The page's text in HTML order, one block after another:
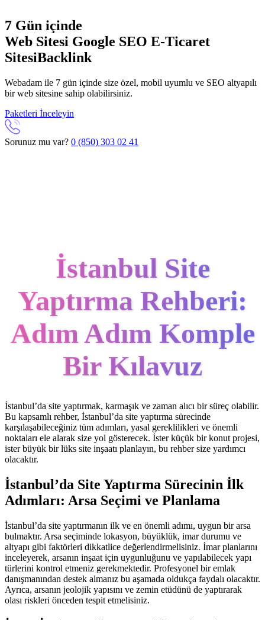
7 Gün içinde
Web Sitesi Google SEO E-Ticaret
SitesiBacklink
Webadam ile 7 gün içinde size özel, mobil uyumlu ve SEO altyapılı
bir web sitesine sahip olabilirsiniz.
Paketleri İnceleyin
Sorunuz mu var? 0 (850) 303 02 41
İstanbul Site
Yaptırma Rehberi:
Adım Adım Komple
Bir Kılavuz
İstanbul’da site yaptırmak, karmaşık ve zaman alıcı bir süreç olabilir.
Bu kapsamlı rehber, İstanbul’da site yaptırma sürecinde
karşılaşabileceğiniz tüm adımları, yasal gereklilikleri ve önemli
noktaları ele alarak size yol gösterecek. İster küçük bir konut projesi,
ister büyük bir lüks site inşaatı planlayın, bu rehber size yardımcı
olacaktır.
İstanbul’da Site Yaptırma Sürecinin İlk
Adımları: Arsa Seçimi ve Planlama
İstanbul’da site yaptırmanın ilk ve en önemli adımı, uygun bir arsa
bulmaktır. Arsa seçiminde lokasyon, büyüklük, imar durumu ve
altyapı gibi faktörleri dikkatlice değerlendirmelisiniz. İmar planlarını
inceleyerek, arsanın inşaat için uygunluğunu ve yapılabilecek yapı
türlerini kontrol etmeniz gerekmektedir. Profesyonel bir emlak
danışmanından destek almanız bu aşamada oldukça faydalı olacaktır.
Ayrıca, arsanın jeolojik yapısını ve zemin etüdünü de yaptırarak
olası riskleri önceden tespit etmelisiniz.